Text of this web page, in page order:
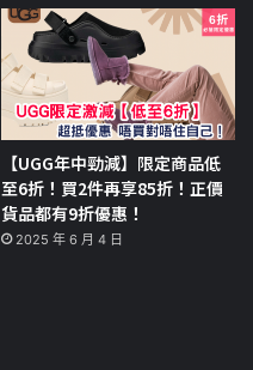
【UGG年中勁減】限定商品低
至6折！買2件再享85折！正價
貨品都有9折優惠！
2025 年 6 月 4 日